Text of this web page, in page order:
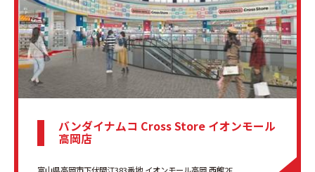
バンダイナムコ Cross Store イオンモール
高岡店